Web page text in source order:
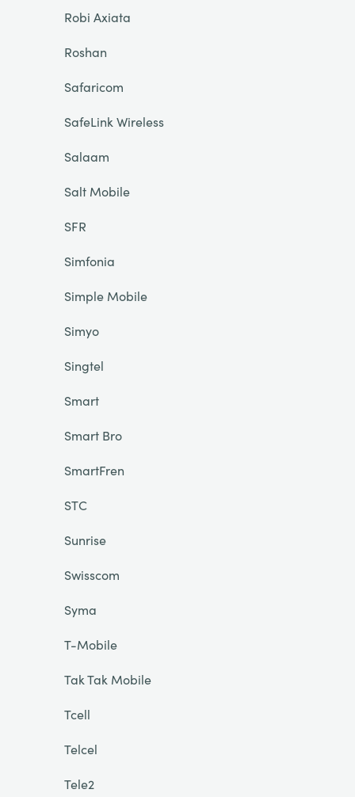
Robi Axiata
Roshan
Safaricom
SafeLink Wireless
Salaam
Salt Mobile
SFR
Simfonia
Simple Mobile
Simyo
Singtel
Smart
Smart Bro
SmartFren
STC
Sunrise
Swisscom
Syma
T-Mobile
Tak Tak Mobile
Tcell
Telcel
Tele2